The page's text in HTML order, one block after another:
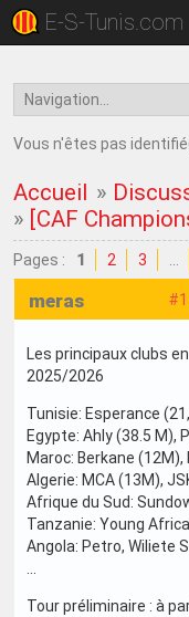
E-S-Tunis.com
Vous n'êtes pas
Accueil »
» [CAF
Pages : 1 2 3
#1
meras
Les principaux clubs
2025/2026
Tunisie: Esperance
Egypte: Ahly (38.5 M),
Maroc: Berkane (12M),
Algerie: MCA (13M),
Afrique du Sud:
Tanzanie: Young
Angola: Petro, Wiliete
...
Tour préliminaire : à